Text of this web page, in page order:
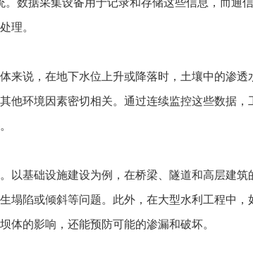
理。
来说，在地下水位上升或降落时，土壤中的渗透
他环境因素密切相关。通过连续监控这些数据，
以基础设施建设为例，在桥梁、隧道和高层建筑
陷或倾斜等问题。此外，在大型水利工程中，
的影响，还能预防可能的渗漏和破坏。